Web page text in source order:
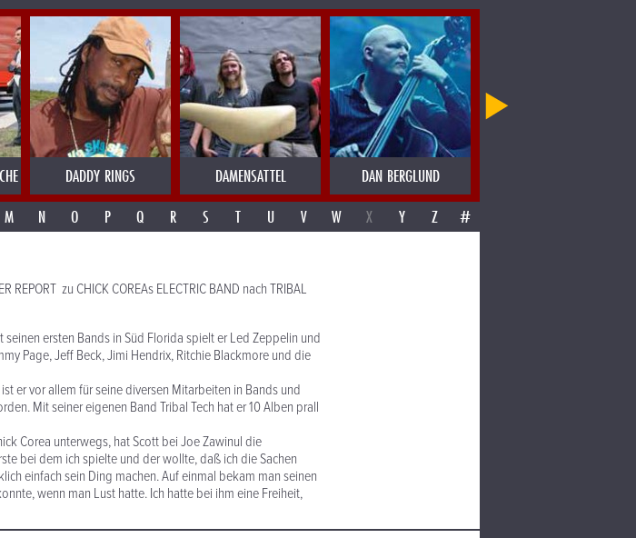
ABENDUNTERHALTUNG
DADDY RINGS DAMENSATTEL DAN BERGLUND
M N O P Q R S T U V W X Y Z #
zu CHICK COREAs ELECTRIC BAND nach TRIBAL
ersten Bands in Süd Florida spielt er Led Zeppelin und
Page, Jeff Beck, Jimi Hendrix, Ritchie Blackmore und die
er vor allem für seine diversen Mitarbeiten in Bands und
Mit seiner eigenen Band Tribal Tech hat er 10 Alben prall
Corea unterwegs, hat Scott bei Joe Zawinul die
bei dem ich spielte und der wollte, daß ich die Sachen
einfach sein Ding machen. Auf einmal bekam man seinen
wenn man Lust hatte. Ich hatte bei ihm eine Freiheit,